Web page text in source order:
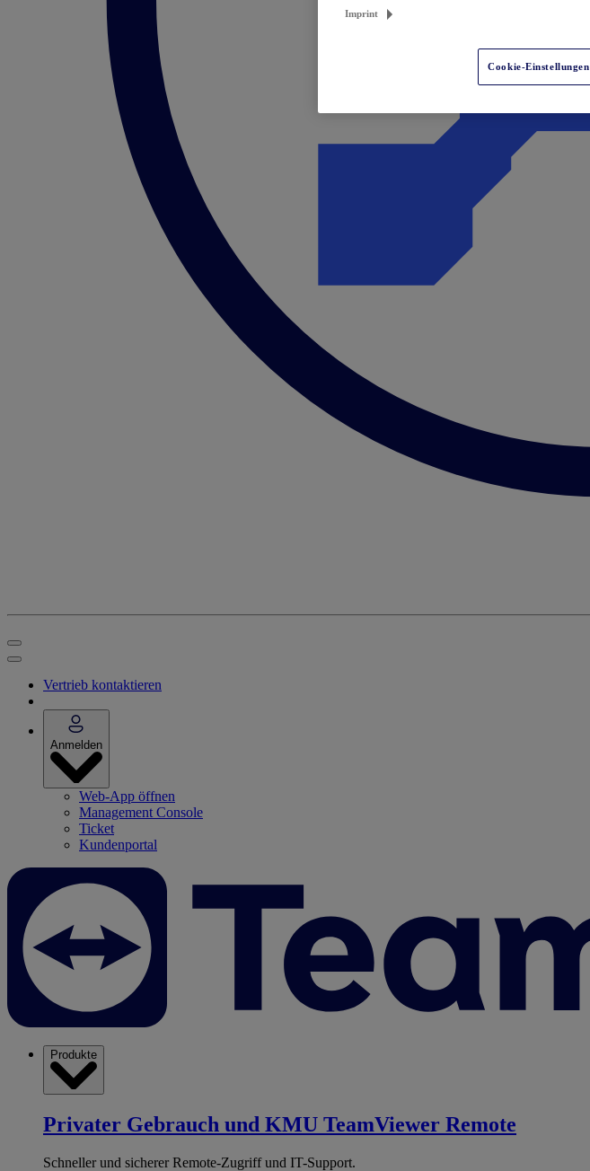
Vertrieb kontaktieren
Anmelden
Web-App öffnen
Management Console
Ticket
Kundenportal
Produkte
Privater Gebrauch und KMU TeamViewer Remote
Schneller und sicherer Remote-Zugriff und IT-Support.
Imprint
Cookie-Einstellungen